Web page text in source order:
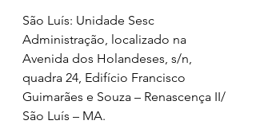
São Luís: Unidade Sesc
Administração, localizado na
Avenida dos Holandeses, s/n,
quadra 24, Edifício Francisco
Guimarães e Souza – Renascença II/
São Luís – MA.